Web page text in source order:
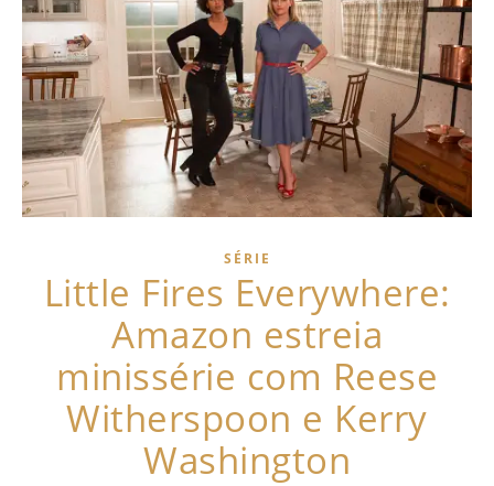
SÉRIE
Little Fires Everywhere:
Amazon estreia
minissérie com Reese
Witherspoon e Kerry
Washington